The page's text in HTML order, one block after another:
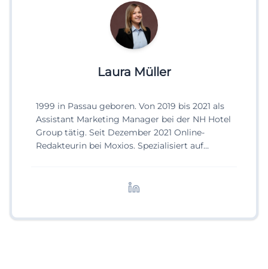
Laura Müller
1999 in Passau geboren. Von 2019 bis 2021 als
Assistant Marketing Manager bei der NH Hotel
Group tätig. Seit Dezember 2021 Online-
Redakteurin bei Moxios. Spezialisiert auf